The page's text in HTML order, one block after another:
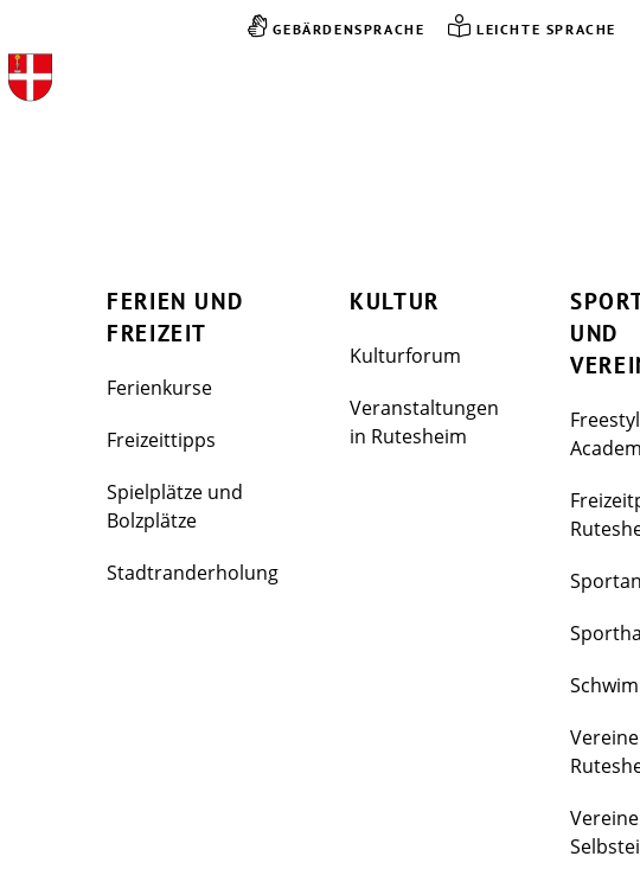
GEBÄRDENSPRACHE LEICHTE SPRACHE
FERIEN UND
FREIZEIT
Ferienkurse
Freizeittipps
Spielplätze und
Bolzplätze
Stadtranderholung
KULTUR
Kulturforum
Veranstaltungen
in Rutesheim
UND
Vereine